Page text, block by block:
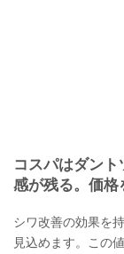
コスパはダン
感が残る。価格
シワ改善の効果を
見込めます。この